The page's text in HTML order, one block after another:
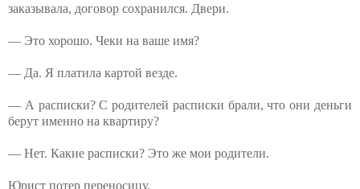
заказывала, договор сохранился. Двери.
— Это хорошо. Чеки на ваше имя?
— Да. Я платила картой везде.
— А расписки? С родителей расписки брали, что они деньги
берут именно на квартиру?
— Нет. Какие расписки? Это же мои родители.
Юрист потер переносицу.